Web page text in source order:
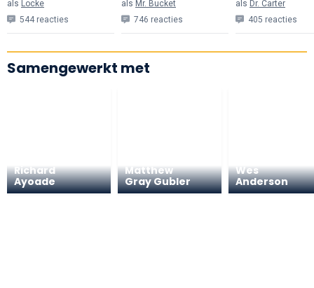
als Locke
544 reacties
als Mr. Bucket
746 reacties
als Dr. Carter
405 reacties
Samengewerkt met
Richard
Ayoade
Matthew
Gray Gubler
Wes
Anderson